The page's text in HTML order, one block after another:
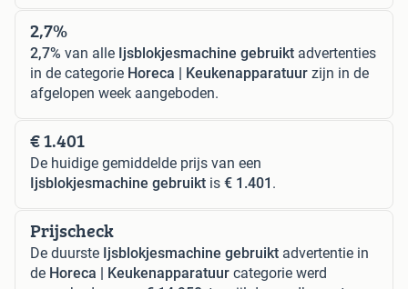
2,7%
2,7% van alle Ijsblokjesmachine gebruikt advertenties
in de categorie Horeca | Keukenapparatuur zijn in de
afgelopen week aangeboden.
€ 1.401
De huidige gemiddelde prijs van een
Ijsblokjesmachine gebruikt is € 1.401 .
Prijscheck
De duurste Ijsblokjesmachine gebruikt advertentie in
de Horeca | Keukenapparatuur categorie werd